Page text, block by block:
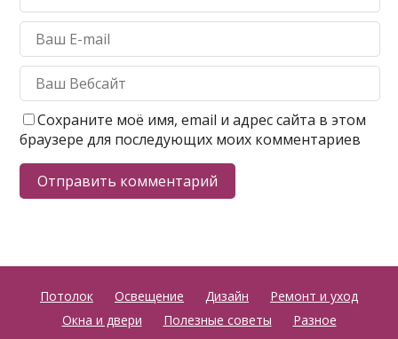
Сохраните моё имя, email и адрес сайта в этом
браузере для последующих моих комментариев
Потолок Освещение Дизайн
Ремонт и уход
Окна и двери
Полезные советы Разное